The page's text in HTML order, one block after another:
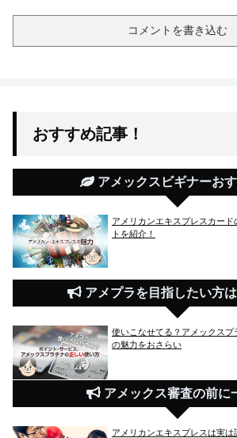
コメントを書き込む
おすすめ記事！
アメックスビギナーおす
アメリカンエキスプレスカー
トを紹介！
アメプラを目指したい方は
使いこなせてる？アメックスプ
の魅力をおさらい
アメックス審査の前に
アメリカンエキスプレスは実